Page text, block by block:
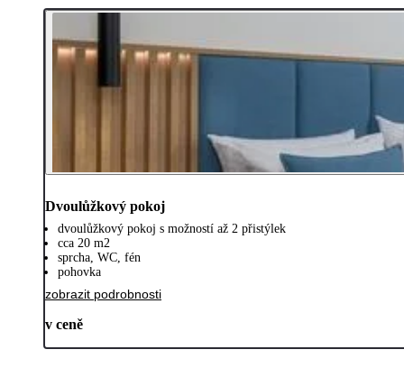
Dvoulůžkový pokoj
dvoulůžkový pokoj s možností až 2 přistýlek
cca 20 m2
sprcha, WC, fén
pohovka
zobrazit podrobnosti
v ceně